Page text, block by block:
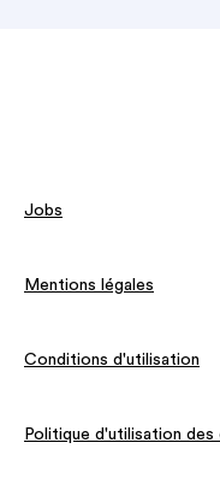
Jobs
Mentions légales
Conditions d'utilisation
Politique d'utilisation des